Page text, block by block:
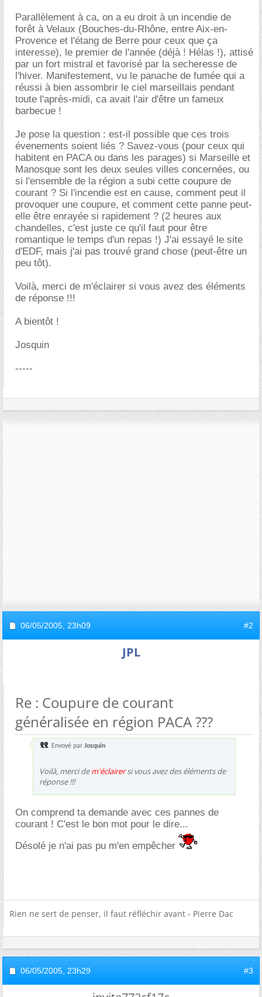
Parallèlement à ca, on a eu droit à un incendie de
forêt à Velaux (Bouches-du-Rhône, entre Aix-en-
Provence et l'étang de Berre pour ceux que ça
interesse), le premier de l'année (déjà ! Hélas !), attisé
par un fort mistral et favorisé par la secheresse de
l'hiver. Manifestement, vu le panache de fumée qui a
réussi à bien assombrir le ciel marseillais pendant
toute l'après-midi, ca avait l'air d'être un fameux
barbecue !
Je pose la question : est-il possible que ces trois
évenements soient liés ? Savez-vous (pour ceux qui
habitent en PACA ou dans les parages) si Marseille et
Manosque sont les deux seules villes concernées, ou
si l'ensemble de la région a subi cette coupure de
courant ? Si l'incendie est en cause, comment peut il
provoquer une coupure, et comment cette panne peut-
elle être enrayée si rapidement ? (2 heures aux
chandelles, c'est juste ce qu'il faut pour être
romantique le temps d'un repas !) J'ai essayé le site
d'EDF, mais j'ai pas trouvé grand chose (peut-être un
peu tôt).
Voilà, merci de m'éclairer si vous avez des éléments
de réponse !!!
A bientôt !
Josquin
-----
06/05/2005, 23h09 #2
JPL
Re : Coupure de courant
généralisée en région PACA ???
Envoyé par Josquin
Voilà, merci dem'éclairersi vous avez des éléments de
réponse !!!
On comprend ta demande avec ces pannes de
courant ! C'est le bon mot pour le dire...
Désolé je n'ai pas pu m'en empêcher
Rien ne sert de penser, il faut réfléchir avant - Pierre Dac
06/05/2005, 23h29 #3